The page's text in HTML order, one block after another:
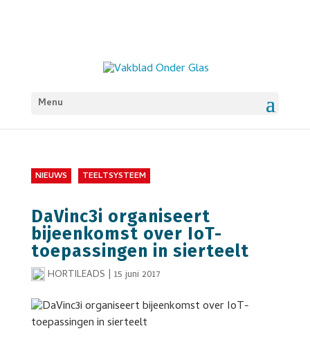
Menu
NIEUWS TEELTSYSTEEM
DaVinc3i organiseert
bijeenkomst over IoT-
toepassingen in sierteelt
HORTILEADS | 15 juni 2017